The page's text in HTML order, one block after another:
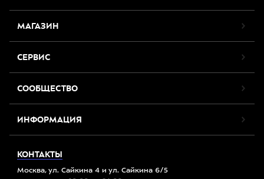
МАГАЗИН
СЕРВИС
СООБЩЕСТВО
ИНФОРМАЦИЯ
КОНТАКТЫ
Москва, ул. Сайкина 4 и ул. Сайкина 6/5